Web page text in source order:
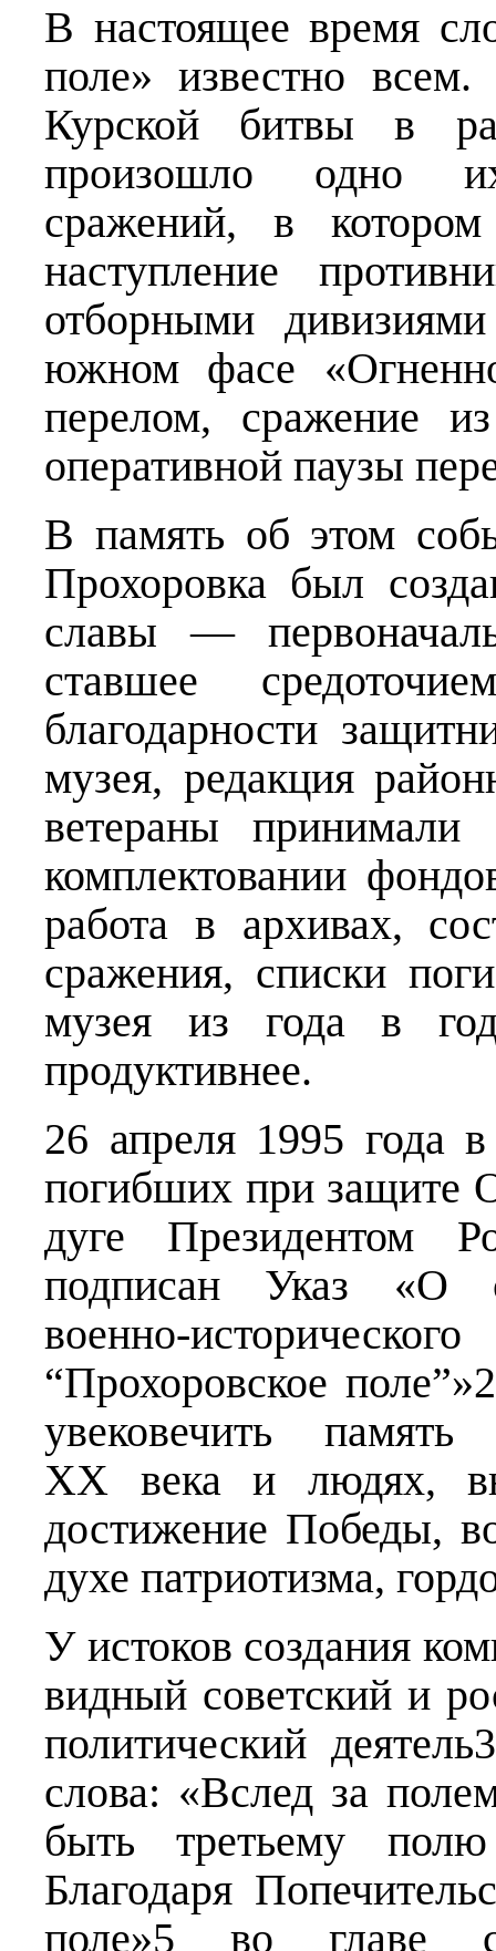
В настоящее время
поле» известно
Курской битвы в
произошло одно
сражений, в котором
наступление
отборными
южном фасе
перелом, сражение
оперативной паузы
В память об этом
Прохоровка был
славы —
ставшее
благодарности
музея, редакция
ветераны принимали
комплектовании
работа в архивах,
сражения, списки
музея из года в
продуктивнее.
26 апреля 1995 года
погибших при защите
дуге Президентом
подписан Указ «О
военно-
“Прохоровское
увековечить
ХХ века и людях,
достижение Победы,
духе патриотизма,
У истоков создания
видный советский и
политический
слова: «Вслед за
быть третьему
Благодаря
поле»5 во главе